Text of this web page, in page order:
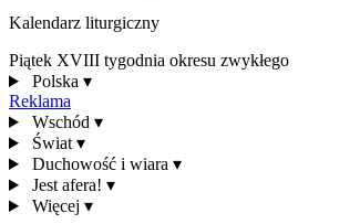
Kalendarz liturgiczny
Piątek XVIII tygodnia okresu zwykłego
Polska ▾
Reklama
Wschód ▾
Świat ▾
Duchowość i wiara ▾
Jest afera! ▾
Więcej ▾